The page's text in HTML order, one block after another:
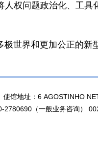
人权问题政治化、工
极世界和更加公正的新
使馆地址：6 AGOSTINHO
2780690（一般业务咨询）